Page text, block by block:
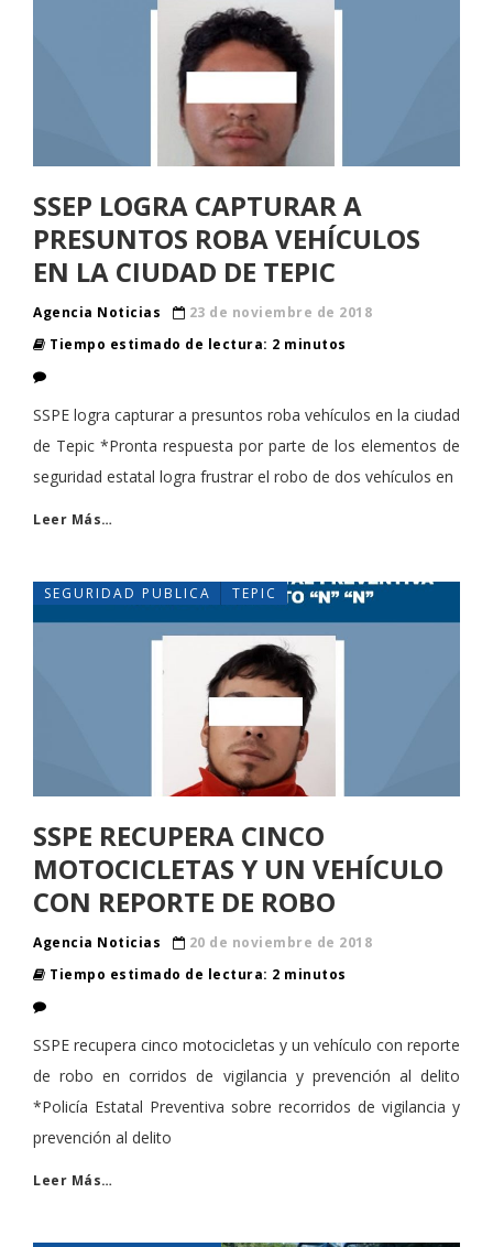
SSEP LOGRA CAPTURAR A
PRESUNTOS ROBA VEHÍCULOS
EN LA CIUDAD DE TEPIC
Agencia Noticias
23 de noviembre de 2018
Tiempo estimado de lectura: 2 minutos
SSPE logra capturar a presuntos roba vehículos en la ciudad
de Tepic *Pronta respuesta por parte de los elementos de
seguridad estatal logra frustrar el robo de dos vehículos en
Leer Más…
SEGURIDAD PUBLICA TEPIC
SSPE RECUPERA CINCO
MOTOCICLETAS Y UN VEHÍCULO
CON REPORTE DE ROBO
Agencia Noticias
20 de noviembre de 2018
Tiempo estimado de lectura: 2 minutos
SSPE recupera cinco motocicletas y un vehículo con reporte
de robo en corridos de vigilancia y prevención al delito
*Policía Estatal Preventiva sobre recorridos de vigilancia y
prevención al delito
Leer Más…